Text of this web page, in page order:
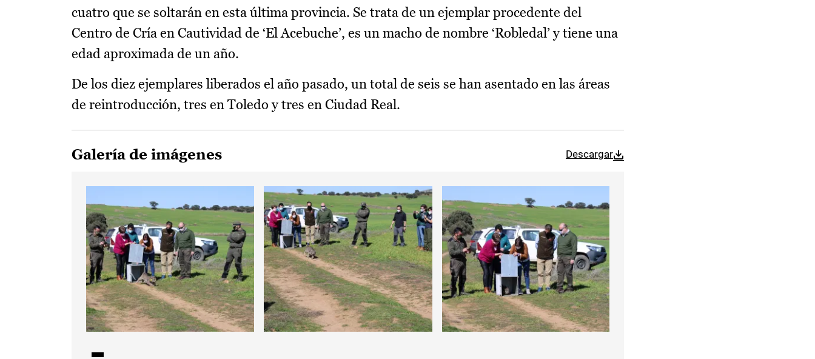
cuatro que se soltarán en esta última provincia. Se trata de un ejemplar procedente del
Centro de Cría en Cautividad de ‘El Acebuche’, es un macho de nombre ‘Robledal’ y tiene una
edad aproximada de un año.
De los diez ejemplares liberados el año pasado, un total de seis se han asentado en las áreas
de reintroducción, tres en Toledo y tres en Ciudad Real.
Galería de imágenes Descargar